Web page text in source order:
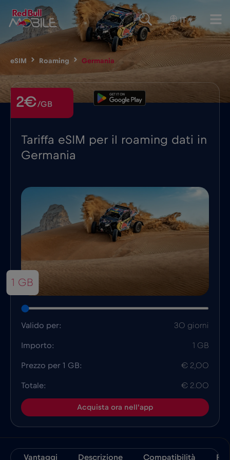
IT ▾
eSIM Roaming Germania
Tariffa eSIM per il roaming dati in
Germania
2€/GB
1 GB
Valido per: 30 giorni
Importo: 1 GB
Prezzo per 1 GB: € 2,00
Totale: € 2.00
Acquista ora nell'app
Vantaggi Descrizione Compatibilità